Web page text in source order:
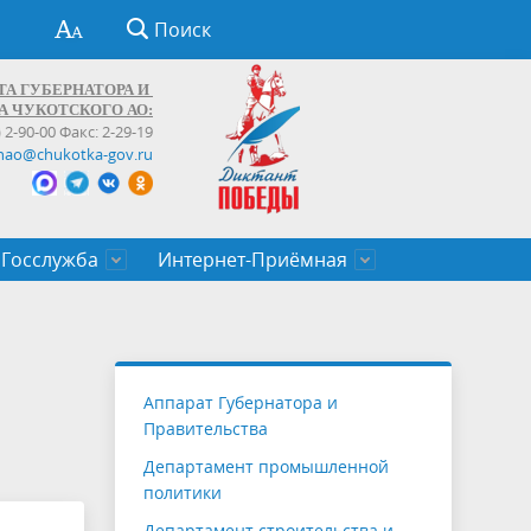
Поиск
ГУБЕРНАТОРА И
ЧУКОТСКОГО АО:
2-90-00 Факс: 2-29-19
gov.ru
Госслужба
служащих Чукотского автономного
Интернет-Приёмная
Аппарат Губернатора и
Правительства
Департамент промышленной
политики